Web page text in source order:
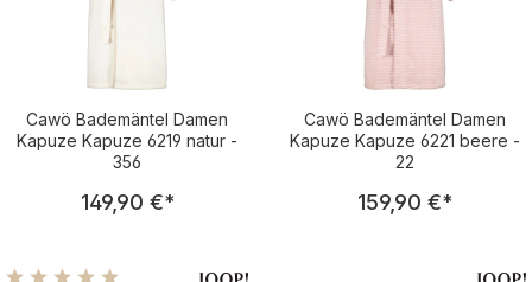
Cawö Bademäntel Damen
Kapuze Kapuze 6219 natur -
356
Regulärer Preis:
149,90 €*
Cawö Bademäntel Damen
Kapuze Kapuze 6221 beere -
22
Regulärer
159,90 €*